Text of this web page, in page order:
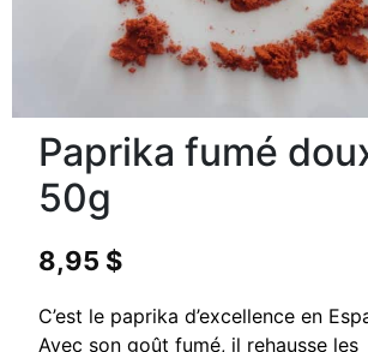
Paprika fumé
50g
8,95 $
C’est le paprika d’excellence en
Avec son goût fumé, il rehausse les